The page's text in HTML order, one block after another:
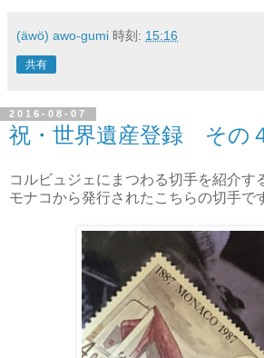
(äwö) awo-gumi 時刻: 15:16
共有
2016-08-07
祝・世界遺産登録 その
コルビュジェにまつわる切手を紹介す
モナコから発行されたこちらの切手で